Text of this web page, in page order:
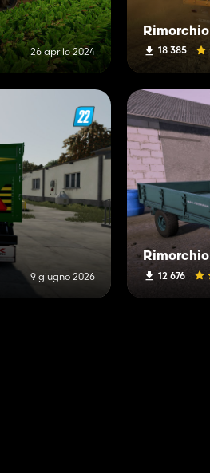
26 aprile 2024 18 385
9 giugno 2026 12 676